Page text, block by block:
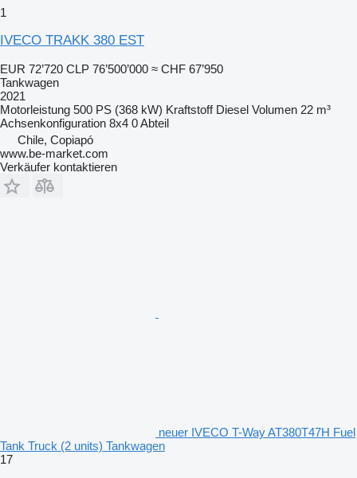
1
IVECO TRAKK 380 EST
EUR 72’720 CLP 76’500’000 ≈ CHF 67’950
Tankwagen
2021
Motorleistung 500 PS (368 kW) Kraftstoff Diesel Volumen 22 m³
Achsenkonfiguration 8x4 0 Abteil
Chile, Copiapó
www.be-market.com
Verkäufer kontaktieren
neuer IVECO T-Way AT380T47H Fuel
Tank Truck (2 units) Tankwagen
17